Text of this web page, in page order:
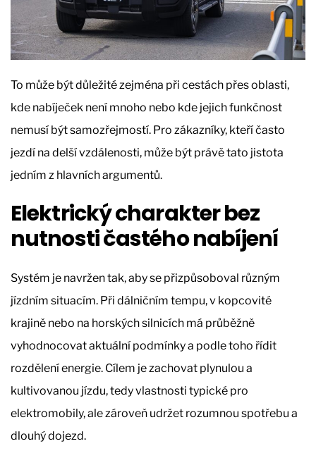
To může být důležité zejména při cestách přes oblasti,
kde nabíječek není mnoho nebo kde jejich funkčnost
nemusí být samozřejmostí. Pro zákazníky, kteří často
jezdí na delší vzdálenosti, může být právě tato jistota
jedním z hlavních argumentů.
Elektrický charakter bez
nutnosti častého nabíjení
Systém je navržen tak, aby se přizpůsoboval různým
jízdním situacím. Při dálničním tempu, v kopcovité
krajině nebo na horských silnicích má průběžně
vyhodnocovat aktuální podmínky a podle toho řídit
rozdělení energie. Cílem je zachovat plynulou a
kultivovanou jízdu, tedy vlastnosti typické pro
elektromobily, ale zároveň udržet rozumnou spotřebu a
dlouhý dojezd.